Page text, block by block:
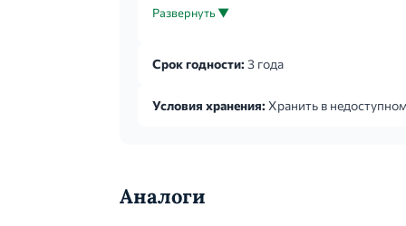
составляет 20 мг 1 раз/сут.
лизиноприл с другими гипотензивными
первой дозы необходимо наблюдение
выводится почками, начальная доза
Развернуть ▼
Срок годности: 3 года
Условия хранения: Хранить в
Аналоги